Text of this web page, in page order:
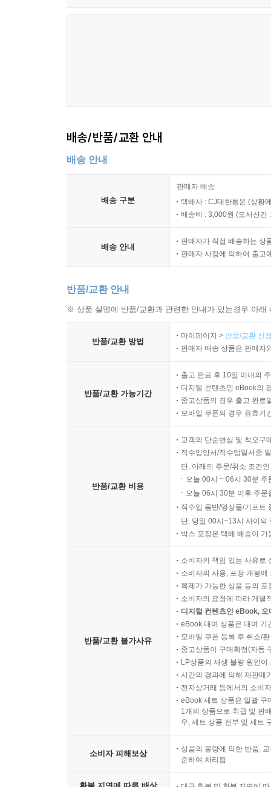
배송/반품/교환 안내
배송 안내
배송 구분
판매자 배송
택배사 : CJ대한통운 (상황
배송비 : 3,000원 (도서산간
배송 안내
판매자가 직접 배송하는 상
판매자 사정에 의하여 출고
반품/교환 안내
※ 상품 설명에 반품/교환과 관련한 안내가 있는경우 아
반품/교환 방법
마이페이지 > 반품/교환 신
판매자 배송 상품은 판매자
반품/교환 가능기간
출고 완료 후 10일 이내의
디지털 콘텐츠인 eBook의
중고상품의 경우 출고 완료
모바일 쿠폰의 경우 유효기
반품/교환 비용
고객의 단순변심 및 착오구
직수입양서/직수입일서중
단, 아래의 주문/취소 조건
오늘 00시 ~ 06시 30분
오늘 06시 30분 이후 주
직수입 음반/영상물/기프트
단, 당일 00시~13시 사이의
박스 포장은 택배 배송이
반품/교환 불가사유
소비자의 책임 있는 사유로
소비자의 사용, 포장 개봉
복제가 가능한 상품 등의
소비자의 요청에 따라 개별
디지털 컨텐츠인 eBook,
eBook 대여 상품은 대여 기
모바일 쿠폰 등록 후 취소/
중고상품이 구매확정(자동
LP상품의 재생 불량 원인
시간의 경과에 의해 재판매
전자상거래 등에서의 소비
eBook 세트 상품은 일괄 구
1개의 상품으로 취급 및 판
우, 세트 상품 전부 및 세트
소비자 피해보상
상품의 불량에 의한 반품,
준하여 처리됨